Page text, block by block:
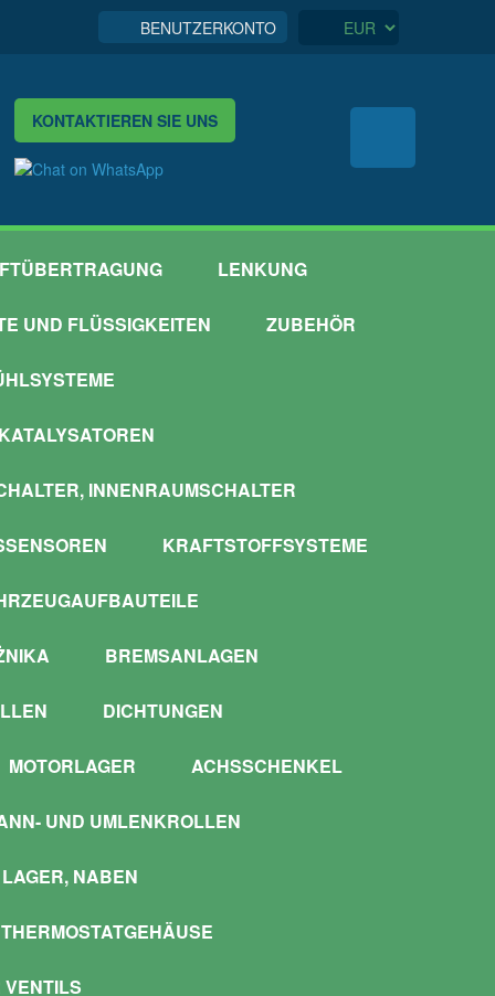
BENUTZERKONTO
KONTAKTIEREN SIE UNS
LENKUNG
UND FLÜSSIGKEITEN ZUBEHÖR
INNENRAUMSCHALTER
KRAFTSTOFFSYSTEME
BREMSANLAGEN
DICHTUNGEN
MOTORLAGER ACHSSCHENKEL
UND UMLENKROLLEN
LAGER, NABEN
VENTILS